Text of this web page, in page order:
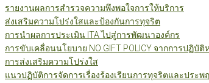
รายงานผลการสำรวจความพึงพอใจการให้บริการ
ส่งเสริมความโปร่งใสและป้องกันการทุจริต
การนำผลการประเมิน ITA ไปสู่การพัฒนาองค์กร
การขับเคลื่อนนโยบาย NO GIFT POLICY จากการปฏิ
การส่งเสริมความโปร่งใส
แนวปฏิบัติการจัดการเรื่องร้องเรียนการทุจริตและประพ